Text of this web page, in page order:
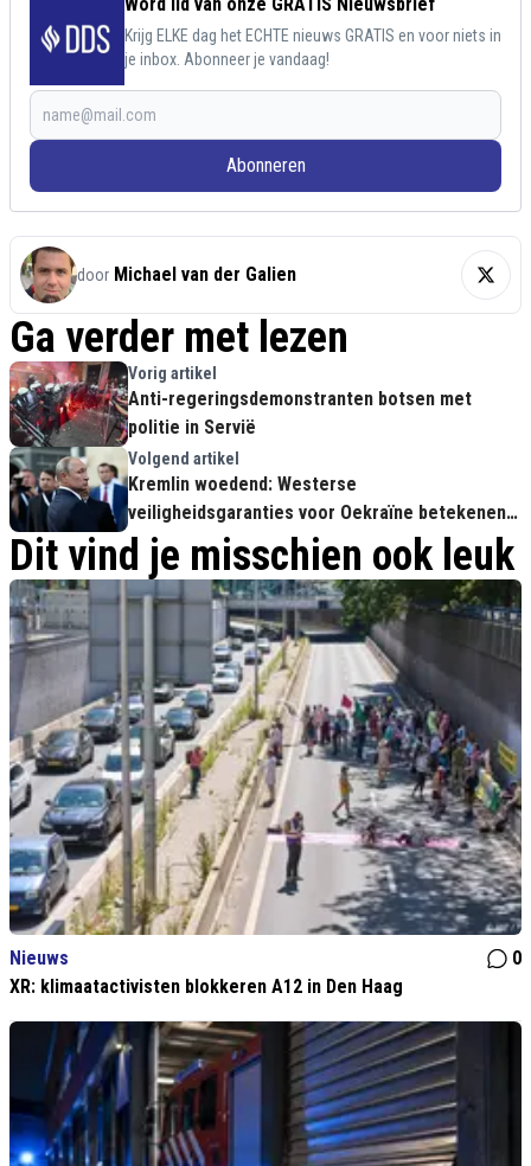
Word lid van onze GRATIS Nieuwsbrief
Krijg ELKE dag het ECHTE nieuws GRATIS en voor niets in
je inbox. Abonneer je vandaag!
Abonneren
door Michael van der Galien
Ga verder met lezen
Vorig artikel
Anti-regeringsdemonstranten botsen met
politie in Servië
Volgend artikel
Kremlin woedend: Westerse
veiligheidsgaranties voor Oekraïne betekenen
Russische tegenactie
Dit vind je misschien ook leuk
Nieuws
0
XR: klimaatactivisten blokkeren A12 in Den Haag